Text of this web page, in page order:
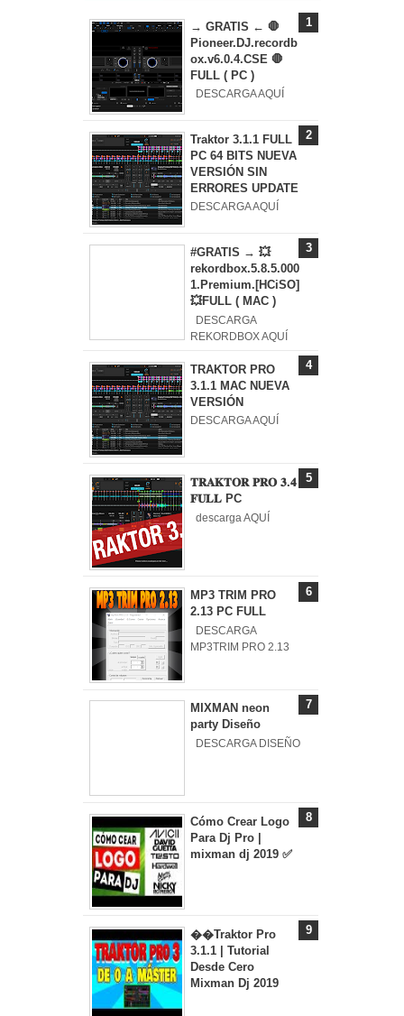
→ GRATIS ← 🛑
Pioneer.DJ.recordb
ox.v6.0.4.CSE 🛑
FULL ( PC )
DESCARGA AQUÍ
Traktor 3.1.1 FULL
PC 64 BITS NUEVA
VERSIÓN SIN
ERRORES UPDATE
DESCARGA AQUÍ
#GRATIS → 💥
rekordbox.5.8.5.000
1.Premium.[HCiSO]
💥FULL ( MAC )
DESCARGA
REKORDBOX AQUÍ
TRAKTOR PRO
3.1.1 MAC NUEVA
VERSIÓN
DESCARGA AQUÍ
𝐓𝐑𝐀𝐊𝐓𝐎𝐑 𝐏𝐑𝐎 𝟑.𝟒
𝐅𝐔𝐋𝐋 PC
descarga AQUÍ
MP3 TRIM PRO
2.13 PC FULL
DESCARGA
MP3TRIM PRO 2.13
MIXMAN neon
party Diseño
DESCARGA DISEÑO
Cómo Crear Logo
Para Dj Pro |
mixman dj 2019 ✅
��Traktor Pro
3.1.1 | Tutorial
Desde Cero
Mixman Dj 2019